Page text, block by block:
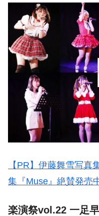
【PR】伊藤舞雪写真
集『Muse』絶賛発売
楽演祭vol.22 一足